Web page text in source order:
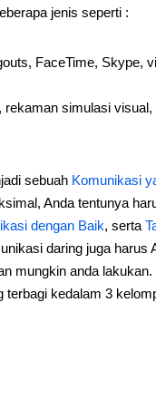
jenis seperti :
FaceTime, Skype,
rekaman simulasi
sebuah Komunikasi
Anda tentunya
dengan Baik, serta
daring juga harus
mungkin anda
kedalam 3